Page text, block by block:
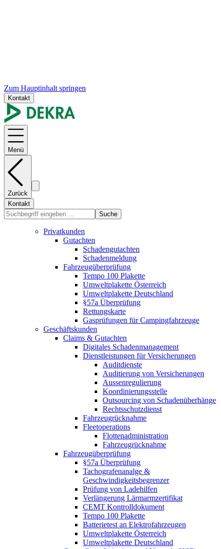
Zum Hauptinhalt springen
Kontakt
Menü
Zurück
Kontakt
Suche
Privatkunden
Gutachten
Schadengutachten
Schadenmeldung
Fahrzeugüberprüfung
Tempo 100 Plakette
Umweltplakette Österreich
Umweltplakette Deutschland
§57a Überprüfung
Rettungskarte
Gasprüfungen für Campingfahrzeuge
Geschäftskunden
Claims & Gutachten
Digitales Schadenmanagement
Dienstleistungen für Versicherungen
Auditdienste
Auditierung von Versicherungen
Aussenregulierung
Koordinierungsstelle
Outsourcing von Schadenüberhänge
Rechtsschutzdienst
Fahrzeugrücknahme
Fleetoperations
Flottenadministration
Fahrzeugrücknahme
Fahrzeugüberprüfung
§57a Überprüfung
Tachografenanalge &
Geschwindigkeitsbegrenzer
Prüfung von Ladehilfen
Verlängerung Lärmarmzertifikat
CEMT Kontrolldokument
Tempo 100 Plakette
Batterietest an Elektrofahrzeugen
Umweltplakette Österreich
Umweltplakette Deutschland